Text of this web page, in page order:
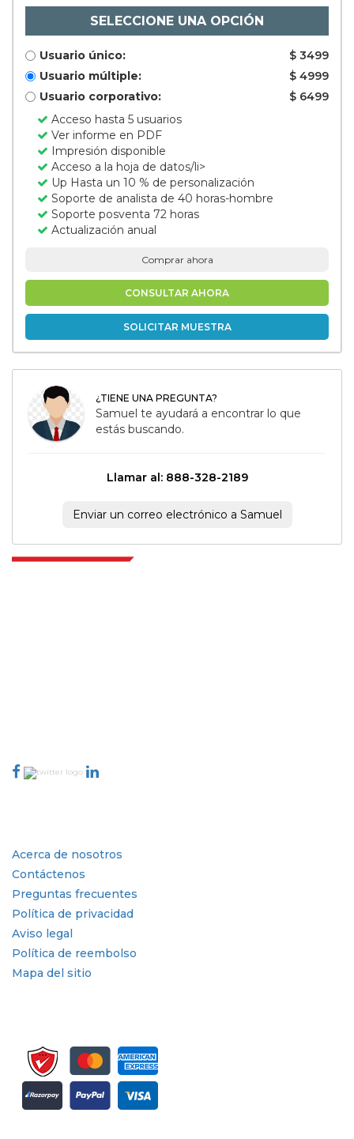
SELECCIONE UNA OPCIÓN
Usuario único:
$ 3499
Usuario múltiple:
$ 4999
Usuario corporativo:
$ 6499
Acceso hasta 5 usuarios
Ver informe en PDF
Impresión disponible
Acceso a la hoja de datos/li>
Up Hasta un 10 % de personalización
Soporte de analista de 40 horas-hombre
Soporte posventa 72 horas
Actualización anual
Comprar ahora
CONSULTAR AHORA
SOLICITAR MUESTRA
¿TIENE UNA PREGUNTA?
Samuel te ayudará a encontrar lo que
estás buscando.
Llamar al: 888-328-2189
Enviar un correo electrónico a Samuel
Acerca de nosotros
Contáctenos
Preguntas frecuentes
Política de privacidad
Aviso legal
Política de reembolso
Mapa del sitio